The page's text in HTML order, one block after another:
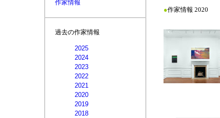
作家情報
●作家情報 2020
過去の作家情報
2025
2024
2023
2022
2021
2020
2019
2018